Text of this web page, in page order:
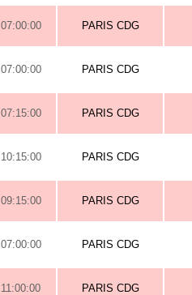
07:00:00 PARIS CDG
07:00:00 PARIS CDG
07:15:00 PARIS CDG
10:15:00 PARIS CDG
09:15:00 PARIS CDG
07:00:00 PARIS CDG
11:00:00 PARIS CDG